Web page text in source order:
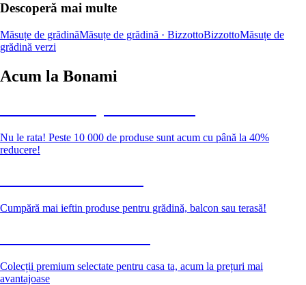
Descoperă mai multe
Măsuțe de grădinăMăsuțe de grădină · BizzottoBizzottoMăsuțe de
grădină verzi
Acum la Bonami
Nu le rata! Peste 10 000 de produse sunt acum cu până la 40%
reducere!
Cumpără mai ieftin produse pentru grădină, balcon sau terasă!
Colecții premium selectate pentru casa ta, acum la prețuri mai
avantajoase